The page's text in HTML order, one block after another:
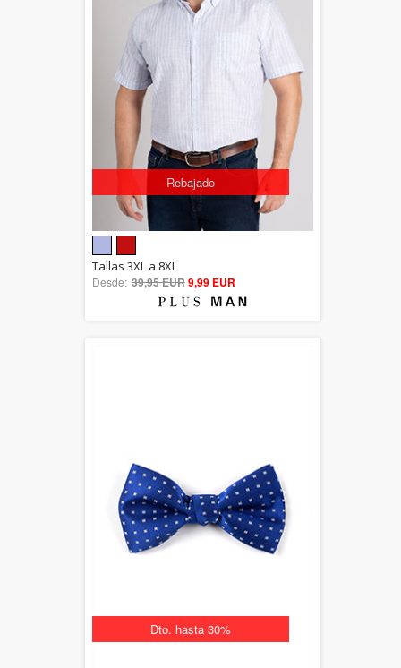
Rebajado
5.00
out of 5
Tallas 3XL a 8XL
Desde: 39,95 EUR9,99 EUR
Dto. hasta 30%